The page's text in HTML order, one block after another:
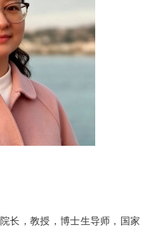
长，教授，博士生导师，国家